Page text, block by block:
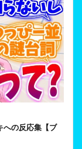
への反応集【ブ